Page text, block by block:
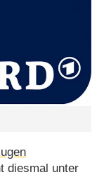
diesmal unter